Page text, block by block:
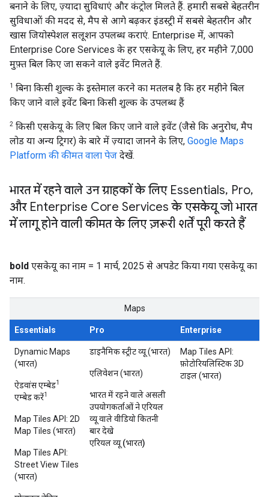
बनाने के लिए, ज़्यादा सुविधाएं और कंट्रोल मिलते हैं. हमारी सबसे बेहतरीन
सुविधाओं की मदद से, मैप से आगे बढ़कर इंडस्ट्री में सबसे बेहतरीन और
खास जियोस्पेशल सलूशन उपलब्ध कराएं. Enterprise में, आपको
Enterprise Core Services के हर एसकेयू के लिए, हर महीने 7,000
मुफ़्त बिल किए जा सकने वाले इवेंट मिलते हैं.
1 बिना किसी शुल्क के इस्तेमाल करने का मतलब है कि हर महीने बिल
किए जाने वाले इवेंट बिना किसी शुल्क के उपलब्ध हैं
2 किसी एसकेयू के लिए बिल किए जाने वाले इवेंट (जैसे कि अनुरोध, मैप
लोड या अन्य ट्रिगर) के बारे में ज़्यादा जानने के लिए, Google Maps
Platform की कीमत वाला पेज देखें.
भारत में रहने वाले उन ग्राहकों के लिए Essentials, Pro,
और Enterprise Core Services के एसकेयू जो भारत
में लागू होने वाली कीमत के लिए ज़रूरी शर्तें पूरी करते हैं
bold एसकेयू का नाम = 1 मार्च, 2025 से अपडेट किया गया एसकेयू का
नाम.
Maps
Essentials Pro Enterprise
Dynamic Maps
(भारत)
ऐडवांस एम्बेड1
एम्बेड करें1
Map Tiles API: 2D
Map Tiles (भारत)
Map Tiles API:
Street View Tiles
(भारत)
डाइनैमिक स्ट्रीट व्यू (भारत)
एलिवेशन (भारत)
भारत में रहने वाले असली
उपयोगकर्ताओं ने एरियल
व्यू वाले वीडियो कितनी
बार देखे
एरियल व्यू (भारत)
Map Tiles API:
फ़ोटोरियलिस्टिक 3D
टाइल (भारत)